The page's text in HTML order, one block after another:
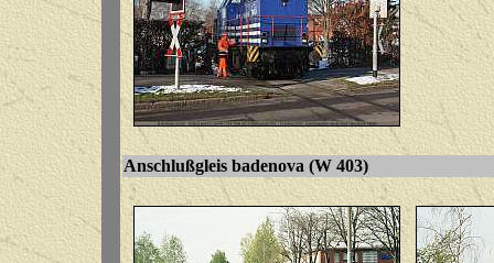
Anschlußgleis badenova (W 403)